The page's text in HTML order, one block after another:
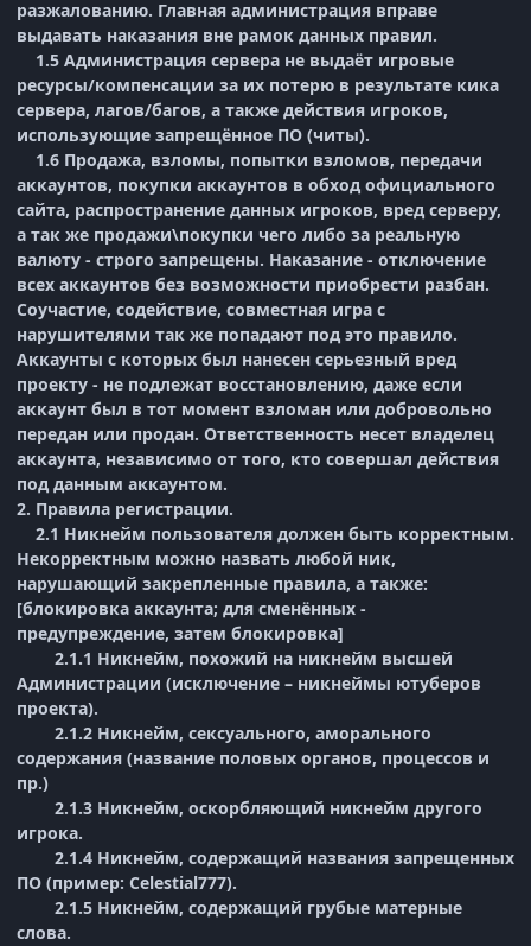
разжалованию. Главная администрация вправе
выдавать наказания вне рамок данных правил.
1.5 Администрация сервера не выдаёт игровые
ресурсы/компенсации за их потерю в результате кика
сервера, лагов/багов, а также действия игроков,
использующие запрещённое ПО (читы).
1.6 Продажа, взломы, попытки взломов, передачи
аккаунтов, покупки аккаунтов в обход официального
сайта, распространение данных игроков, вред серверу,
а так же продажи\покупки чего либо за реальную
валюту - строго запрещены. Наказание - отключение
всех аккаунтов без возможности приобрести разбан.
Соучастие, содействие, совместная игра с
нарушителями так же попадают под это правило.
Аккаунты с которых был нанесен серьезный вред
проекту - не подлежат восстановлению, даже если
аккаунт был в тот момент взломан или добровольно
передан или продан. Ответственность несет владелец
аккаунта, независимо от того, кто совершал действия
под данным аккаунтом.
2. Правила регистрации.
2.1 Никнейм пользователя должен быть корректным.
Некорректным можно назвать любой ник,
нарушающий закрепленные правила, а также:
[блокировка аккаунта; для сменённых -
предупреждение, затем блокировка]
2.1.1 Никнейм, похожий на никнейм высшей
Администрации (исключение – никнеймы ютуберов
проекта).
2.1.2 Никнейм, сексуального, аморального
содержания (название половых органов, процессов и
пр.)
2.1.3 Никнейм, оскорбляющий никнейм другого
игрока.
2.1.4 Никнейм, содержащий названия запрещенных
ПО (пример: Celestial777).
2.1.5 Никнейм, содержащий грубые матерные
слова.